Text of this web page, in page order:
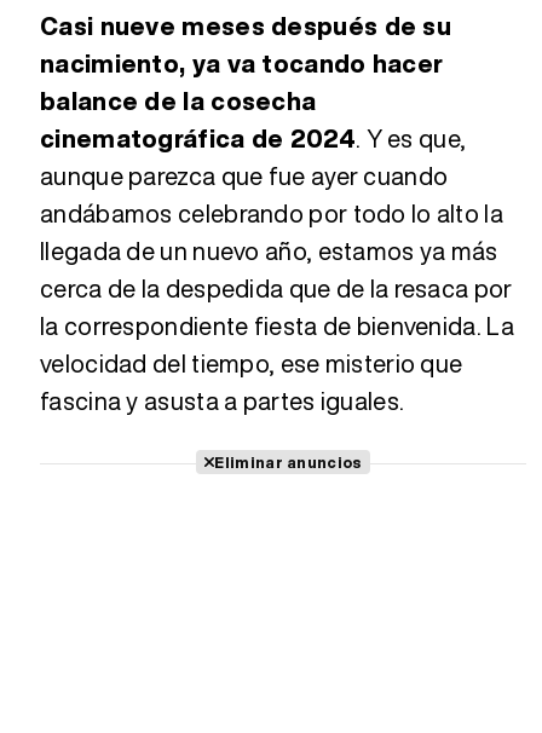
Casi nueve meses después de su
nacimiento, ya va tocando hacer
balance de la cosecha
cinematográfica de 2024. Y es que,
aunque parezca que fue ayer cuando
andábamos celebrando por todo lo alto la
llegada de un nuevo año, estamos ya más
cerca de la despedida que de la resaca por
la correspondiente fiesta de bienvenida. La
velocidad del tiempo, ese misterio que
fascina y asusta a partes iguales.
Eliminar anuncios